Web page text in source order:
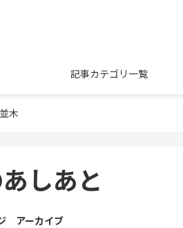
記事カテゴリ一覧
木
しあと
アーカイブ